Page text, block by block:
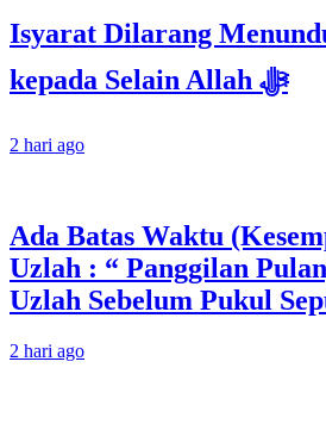
Isyarat Dilarang
kepada Selain Allah ﷻ
2 hari ago
Ada Batas Waktu
Uzlah : “ Panggilan
Uzlah Sebelum Pukul
2 hari ago